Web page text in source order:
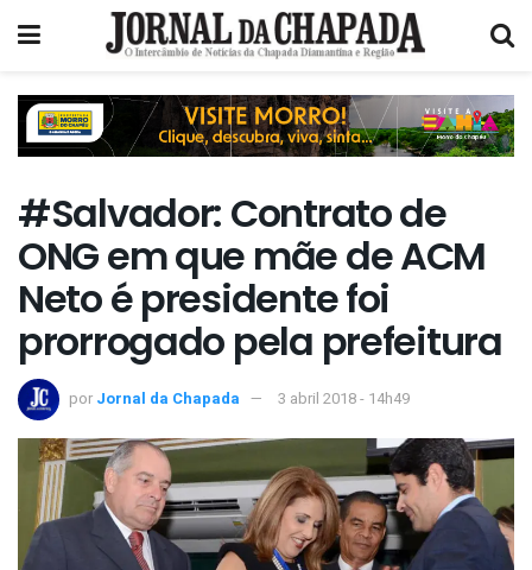
#Salvador: Contrato de
ONG em que mãe de ACM
Neto é presidente foi
prorrogado pela prefeitura
por Jornal da Chapada 3 abril 2018 - 14h49